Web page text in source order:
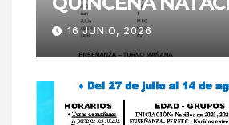
16 JUNIO, 2026